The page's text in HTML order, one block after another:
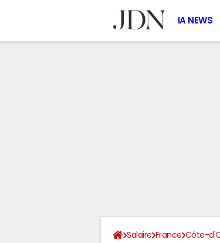
IA NEWS
Salaire France Côte-